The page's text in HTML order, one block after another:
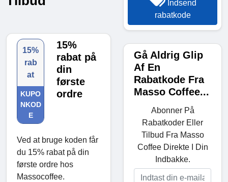
15%
rab
at
KUPO
NKOD
E
15%
rabat på
din
første
ordre
Ved at bruge koden får
du 15% rabat på din
første ordre hos
Massocoffee.
Indsend
rabatkode
Gå Aldrig Glip
Af En
Rabatkode Fra
Masso Coffee...
Abonner På
Rabatkoder Eller
Tilbud Fra Masso
Coffee Direkte I Din
Indbakke.